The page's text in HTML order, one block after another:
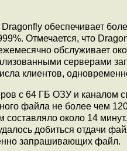
обеспечивает
Отмечается, что
обслуживает
серверами
клиентов,
с 64 ГБ ОЗУ и каналом
файла не более чем
около 14
добиться отдачи
запрашивающих файл.